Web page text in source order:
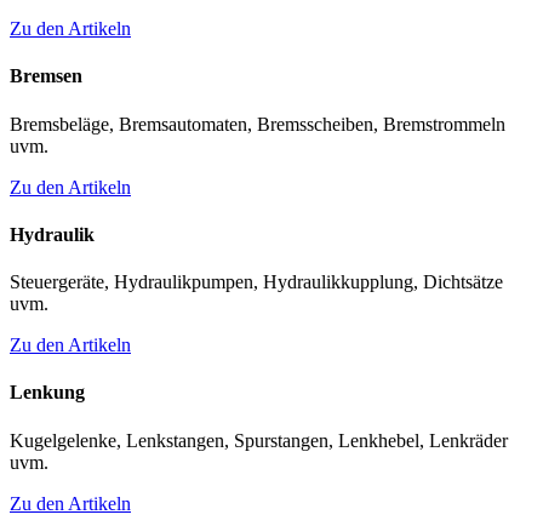
Zu den Artikeln
Bremsen
Bremsbeläge, Bremsautomaten, Bremsscheiben, Bremstrommeln
uvm.
Zu den Artikeln
Hydraulik
Steuergeräte, Hydraulikpumpen, Hydraulikkupplung, Dichtsätze
uvm.
Zu den Artikeln
Lenkung
Kugelgelenke, Lenkstangen, Spurstangen, Lenkhebel, Lenkräder
uvm.
Zu den Artikeln